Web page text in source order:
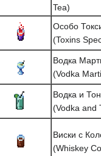
Tea)
Особо
(Toxins
Водка
(Vodka
Водка и
(Vodka and
Виски с
(Whiskey